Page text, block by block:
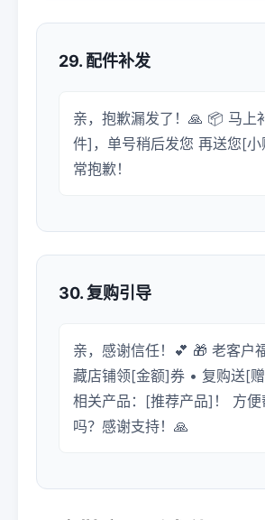
29. 配件补发
亲，抱歉漏发了！🙏 📦 马上
件]，单号稍后发您 再送您[
常抱歉！
30. 复购引导
亲，感谢信任！💕 🎁 老客户
藏店铺领[金额]券 • 复购送[
相关产品：[推荐产品]！ 方便
吗？感谢支持！🙏